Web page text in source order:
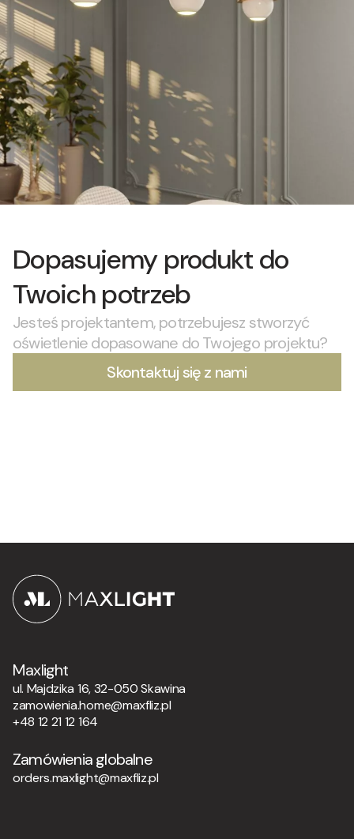
Dopasujemy produkt do
Twoich potrzeb
Jesteś projektantem, potrzebujesz stworzyć
oświetlenie dopasowane do Twojego projektu?
Skontaktuj się z nami
Maxlight
ul. Majdzika 16, 32-050 Skawina
zamowienia.home@maxfliz.pl
+48 12 21 12 164
Zamówienia globalne
orders.maxlight@maxfliz.pl